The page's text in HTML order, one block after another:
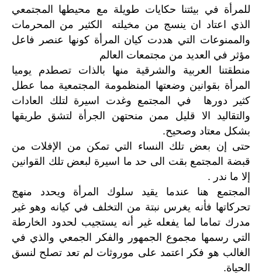
للمرأة في بيئتنا حكايات طويلة مع محيطها المجتمعي
الذي اعتاد ان ينسج من مخيلته الكثير من المحرمات
والممنوعات التي هددت كيان المرأة كونها عنصر فاعل
مؤثر في العديد من مجتمعات العالم
منطقتنا العربية والشرقية منها بالذات تصطدم يوميا
المرأة بقوانين وضعتها المنظمومة المجتمعية مما عطل
كثير دورها في المجتمع وغدت اسيرة لتلك العادات
والتقاليد الا قليل ممن منحتهن الجرأة لتشق طريقها
بشكل معتاد وصحيح.
حتى إن بعض تلك النساء التي تمكن من الإفلات من
قبضة المجتمع بقت الى حد ما اسيرة لبعض تلك القوانين
إلا ما ندر .
المجتمع هنا عندما يقيد سلوك المرأة ويحدد منهج
تحركاتها فأنه يغرس نبتة من التخلف في كيانه وهو غير
مدرك تماما لما يفعله غير أنه يستجيب لحدود الخارطة
التي رسمها مجموع الجمهور والفكر الجمعي والذي في
الغالب هو فكر اعتمد على موروثات لم تعد تصلح لنسق
الحياة.